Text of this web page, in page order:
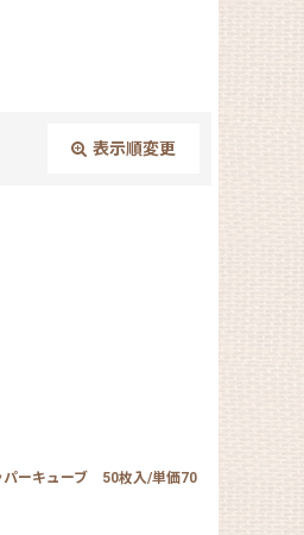
表示順変更
パーキューブ 50枚入/単価70